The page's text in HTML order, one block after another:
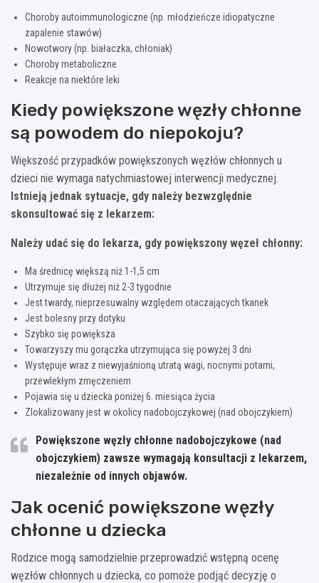
Choroby autoimmunologiczne (np. młodzieńcze idiopatyczne
zapalenie stawów)
Nowotwory (np. białaczka, chłoniak)
Choroby metaboliczne
Reakcje na niektóre leki
Kiedy powiększone węzły chłonne
są powodem do niepokoju?
Większość przypadków powiększonych węzłów chłonnych u
dzieci nie wymaga natychmiastowej interwencji medycznej.
Istnieją jednak sytuacje, gdy należy bezwzględnie
skonsultować się z lekarzem:
Należy udać się do lekarza, gdy powiększony węzeł chłonny:
Ma średnicę większą niż 1-1,5 cm
Utrzymuje się dłużej niż 2-3 tygodnie
Jest twardy, nieprzesuwalny względem otaczających tkanek
Jest bolesny przy dotyku
Szybko się powiększa
Towarzyszy mu gorączka utrzymująca się powyżej 3 dni
Występuje wraz z niewyjaśnioną utratą wagi, nocnymi potami,
przewlekłym zmęczeniem
Pojawia się u dziecka poniżej 6. miesiąca życia
Zlokalizowany jest w okolicy nadobojczykowej (nad obojczykiem)
Powiększone węzły chłonne nadobojczykowe (nad
obojczykiem) zawsze wymagają konsultacji z lekarzem,
niezależnie od innych objawów.
Jak ocenić powiększone węzły
chłonne u dziecka
Rodzice mogą samodzielnie przeprowadzić wstępną ocenę
węzłów chłonnych u dziecka, co pomoże podjąć decyzję o